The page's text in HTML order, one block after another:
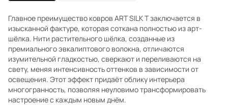
Главное преимущество ковров ART SILK T заключается в
изысканной фактуре, которая соткана полностью из арт-
шёлка. Нити растительного шёлка, созданные из
премиального эвкалиптового волокна, отличаются
изумительной гладкостью, сверкают и переливаются на
свету, меняя интенсивность оттенков в зависимости от
освещения. Этот эффект придаёт облику интерьера
многогранность, позволяя неуловимо трансформировать
настроение с каждым новым днём.